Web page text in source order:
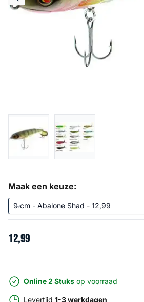
Maak een keuze:
12,99
Online 2 Stuks op voorraad
Levertijd 1-3 werkdagen